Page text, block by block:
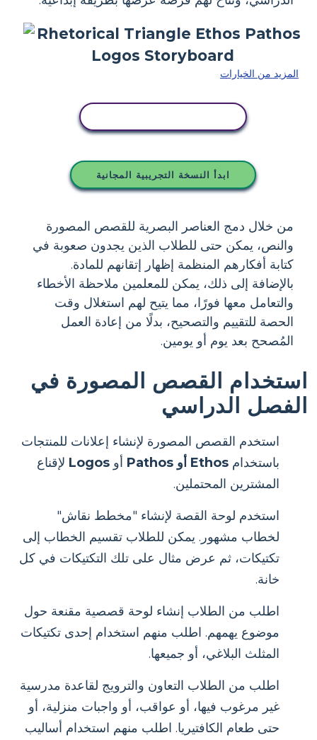
المزيد من الخيارات
ابدأ النسخة التجريبية المجانية
من خلال دمج العناصر البصرية للقصص المصورة
والنص، يمكن حتى للطلاب الذين يجدون صعوبة في
كتابة أفكارهم المنظمة إظهار إتقانهم للمادة.
بالإضافة إلى ذلك، يمكن للمعلمين ملاحظة الأخطاء
والتعامل معها فورًا، مما يتيح لهم استغلال وقت
الحصة للتقييم والتصحيح، بدلًا من إعادة العمل
المُصحح بعد يوم أو يومين.
استخدام القصص المصورة في
الفصل الدراسي
استخدم القصص المصورة لإنشاء إعلانات للمنتجات
باستخدام Ethos أو Pathos أو Logos لإقناع
المشترين المحتملين.
استخدم لوحة القصة لإنشاء "مخطط نقاش"
لخطاب مشهور. يمكن للطلاب تقسيم الخطاب إلى
تكتيكات، ثم عرض مثال على تلك التكتيكات في كل
خانة.
اطلب من الطلاب إنشاء لوحة قصصية مقنعة حول
موضوع يهمهم. اطلب منهم استخدام إحدى تكتيكات
المثلث البلاغي، أو جميعها.
اطلب من الطلاب التعاون والترويج لقاعدة مدرسية
غير مرغوب فيها، أو عواقب، أو واجبات منزلية، أو
حتى طعام الكافتيريا. اطلب منهم استخدام أساليب